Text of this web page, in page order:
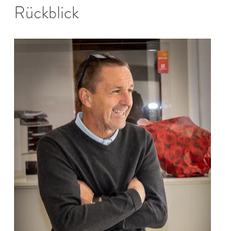
Rückblick